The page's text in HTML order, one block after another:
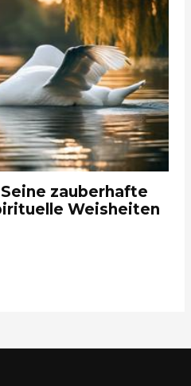
zauberhafte
Weisheiten